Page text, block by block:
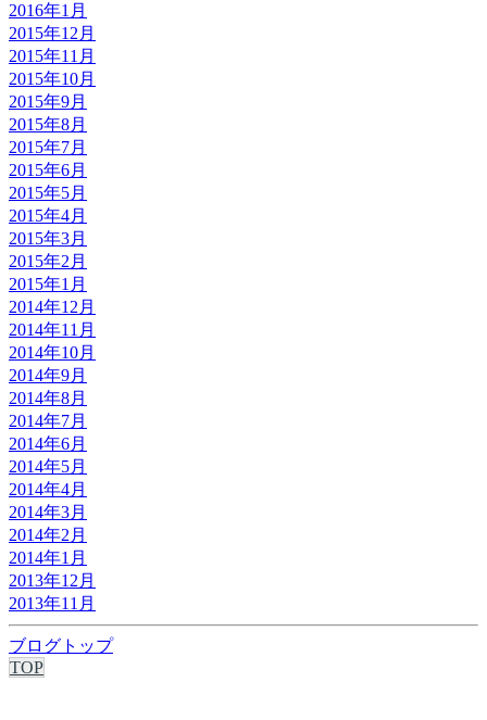
2016年1月
2015年12月
2015年11月
2015年10月
2015年9月
2015年8月
2015年7月
2015年6月
2015年5月
2015年4月
2015年3月
2015年2月
2015年1月
2014年12月
2014年11月
2014年10月
2014年9月
2014年8月
2014年7月
2014年6月
2014年5月
2014年4月
2014年3月
2014年2月
2014年1月
2013年12月
2013年11月
ブログトップ
TOP